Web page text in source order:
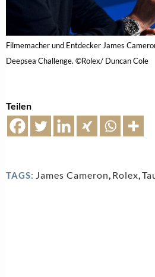
Filmemacher und Entdecker James
Deepsea Challenge. ©Rolex/ Duncan Cole
Teilen
TAGS: James Cameron, Rolex,